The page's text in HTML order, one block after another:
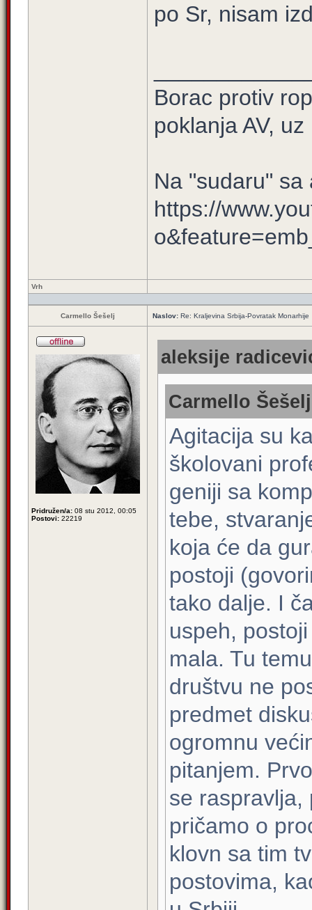
po Sr, nisam
Borac protiv
poklanja AV,
Na "sudaru"
https://
Vrh
Carmello Šešelj Naslov: Re: Kraljevina Srbija-Povratak Monarhije
Pridružen/a: 08 stu 2012, 00:05
Postovi: 22219
aleksije
Carmello
Agitacija su
školovani
geniji sa
tebe,
koja će da
postoji
tako dalje. I
uspeh,
mala. Tu
društvu ne
predmet
ogromnu
pitanjem.
se raspravlja,
pričamo o
klovn sa tim
postovima,